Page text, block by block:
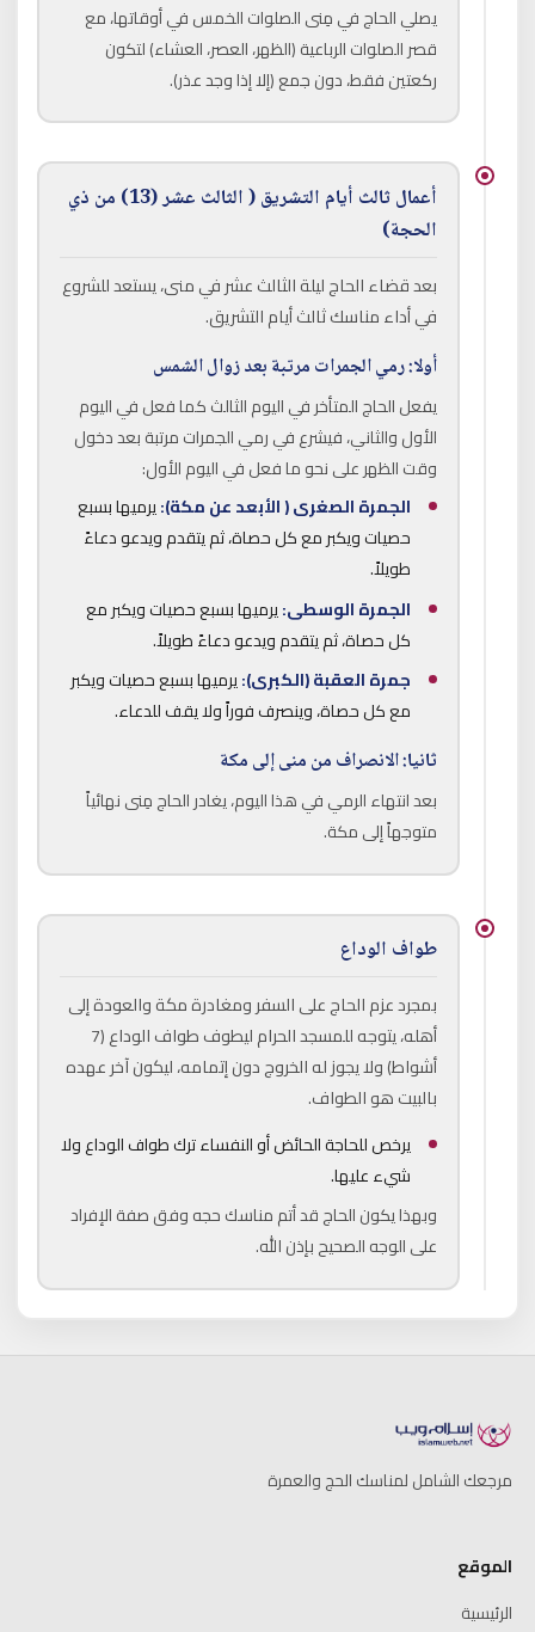
يصلي الحاج في مِنى الصلوات الخمس في أوقاتها، مع
قصر الصلوات الرباعية (الظهر، العصر، العشاء) لتكون
ركعتين فقط، دون جمع (إلا إذا وجد عذر).
أعمال ثالث أيام التشريق ( الثالث عشر (13) من ذي
الحجة)
بعد قضاء الحاج ليلة الثالث عشر في منى، يستعد للشروع
في أداء مناسك ثالث أيام التشريق.
أولا: رمي الجمرات مرتبة بعد زوال الشمس
يفعل الحاج المتأخر في اليوم الثالث كما فعل في اليوم
الأول والثاني، فيشرع في رمي الجمرات مرتبة بعد دخول
وقت الظهر على نحو ما فعل في اليوم الأول:
الجمرة الصغرى ( الأبعد عن مكة):يرميها بسبع
حصيات ويكبر مع كل حصاة، ثم يتقدم ويدعو دعاءً
طويلاً.
الجمرة الوسطى:يرميها بسبع حصيات ويكبر مع
كل حصاة، ثم يتقدم ويدعو دعاءً طويلاً.
جمرة العقبة (الكبرى):يرميها بسبع حصيات ويكبر
مع كل حصاة، وينصرف فوراً ولا يقف للدعاء.
ثانيا: الانصراف من منى إلى مكة
بعد انتهاء الرمي في هذا اليوم، يغادر الحاج مِنى نهائياً
متوجهاً إلى مكة.
طواف الوداع
بمجرد عزم الحاج على السفر ومغادرة مكة والعودة إلى
أهله، يتوجه للمسجد الحرام ليطوف طواف الوداع (7
أشواط) ولا يجوز له الخروج دون إتمامه، ليكون آخر عهده
بالبيت هو الطواف.
يرخص للحاجة الحائض أو النفساء ترك طواف الوداع ولا
شيء عليها.
وبهذا يكون الحاج قد أتم مناسك حجه وفق صفة الإفراد
على الوجه الصحيح بإذن الله.
مرجعك الشامل لمناسك الحج والعمرة
الموقع
الرئيسية